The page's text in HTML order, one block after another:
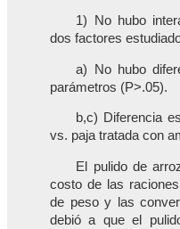
1) No hubo
dos factores
a) No hubo
parámetros (P>.05).
b,c) Diferencia
vs. paja tratada con
El pulido de
costo de las
de peso y las
debió a que el